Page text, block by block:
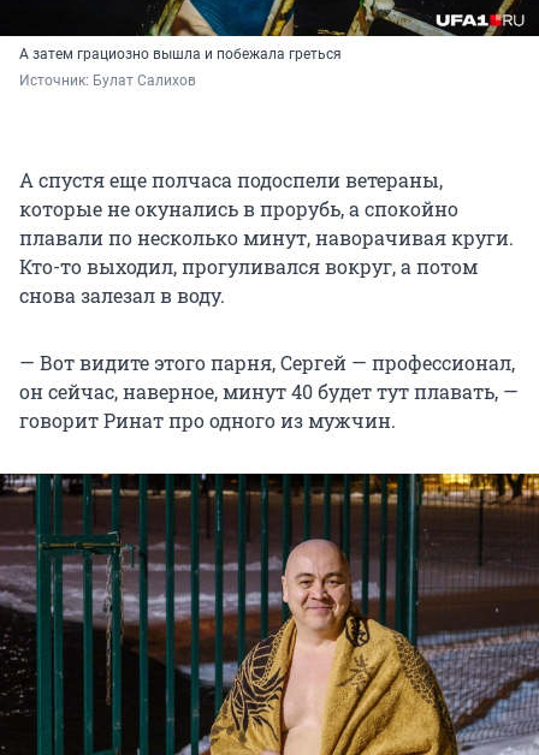
А затем грациозно вышла и побежала греться
Источник: Булат Салихов
А спустя еще полчаса подоспели ветераны,
которые не окунались в прорубь, а спокойно
плавали по несколько минут, наворачивая круги.
Кто-то выходил, прогуливался вокруг, а потом
снова залезал в воду.
— Вот видите этого парня, Сергей — профессионал,
он сейчас, наверное, минут 40 будет тут плавать, —
говорит Ринат про одного из мужчин.